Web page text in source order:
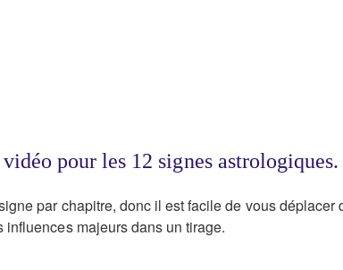
pour les 12 signes astrologiques.
par chapitre, donc il est facile de vous déplacer
majeurs dans un tirage.